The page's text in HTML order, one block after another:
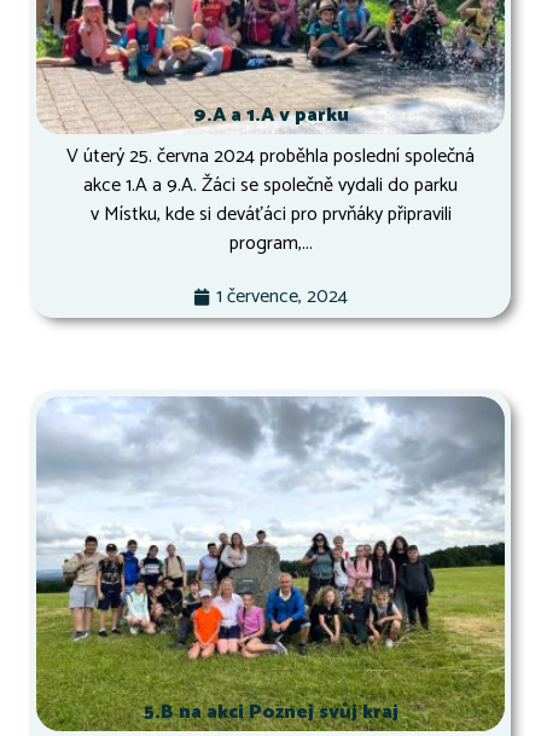
9.A a 1.A v parku
V úterý 25. června 2024 proběhla poslední společná
akce 1.A a 9.A. Žáci se společně vydali do parku
v Místku, kde si deváťáci pro prvňáky připravili
program,...
1 července, 2024
5.B na akci Poznej svůj kraj